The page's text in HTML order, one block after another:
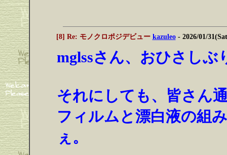
[8] Re: モノクロポジデビュー kazuleo- 2026/01/
mglssさん、おひさしぶ
それにしても、皆さん
フィルムと漂白液の組
ぇ。